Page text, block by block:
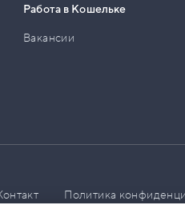
Работа в Кошельке
Вакансии
Политика